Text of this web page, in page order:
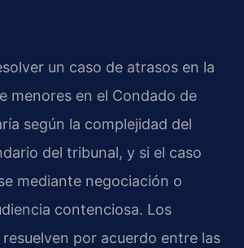
un caso de atrasos en la
menores en el Condado de
según la complejidad del
del tribunal, y si el caso
mediante negociación o
contenciosa. Los
por acuerdo entre las